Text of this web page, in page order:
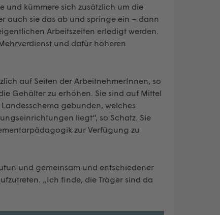
und kümmere sich zusätzlich um die
auch sie das ab und springe ein – dann
Arbeitszeiten erledigt werden.
und dafür höheren
auf Seiten der ArbeitnehmerInnen, so
Gehälter zu erhöhen. Sie sind auf Mittel
gebunden, welches
liegt“, so Schatz. Sie
zur Verfügung zu
und gemeinsam und entschiedener
„Ich finde, die Träger sind da